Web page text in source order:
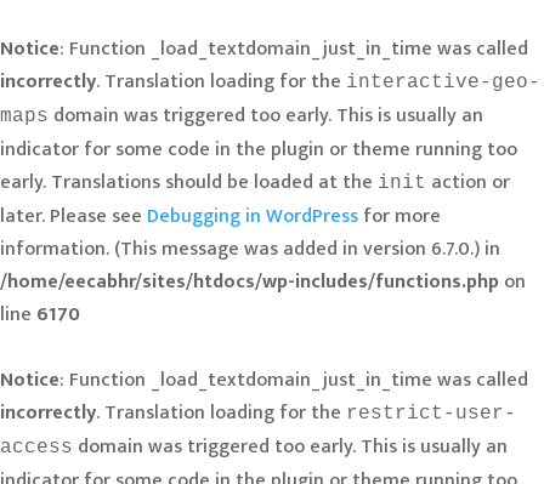
Notice: Function _load_textdomain_just_in_time was called
incorrectly. Translation loading for the interactive-geo-
maps domain was triggered too early. This is usually an
indicator for some code in the plugin or theme running too
early. Translations should be loaded at the init action or
later. Please see Debugging in WordPressfor more
information. (This message was added in version 6.7.0.) in
/home/eecabhr/sites/htdocs/wp-includes/functions.php on
line 6170
Notice: Function _load_textdomain_just_in_time was called
incorrectly. Translation loading for the restrict-user-
access domain was triggered too early. This is usually an